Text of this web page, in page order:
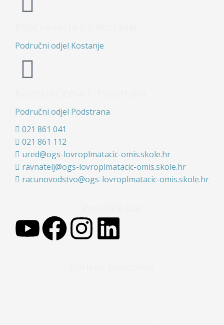
Područni odjel Kostanje
Područni odjel Podstrana
021 861 041
021 861 112
ured@ogs-lovroplmatacic-omis.skole.hr
ravnatelj@ogs-lovroplmatacic-omis.skole.hr
racunovodstvo@ogs-lovroplmatacic-omis.skole.hr